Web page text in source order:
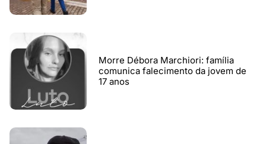
Morre Débora Marchiori: família
comunica falecimento da jovem de
17 anos